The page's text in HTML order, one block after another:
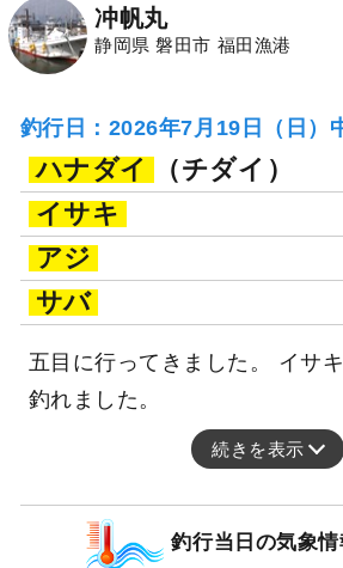
冲帆丸
静岡県 磐田市 福田漁港
釣行日：2026年7月19日（日）
ハナダイ
（チダイ）
イサキ
アジ
サバ
五目に行ってきました。 イサ
釣れました。
続きを表示
釣行当日の気象